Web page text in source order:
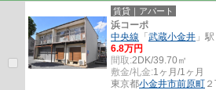
賃貸｜アパート
浜コーポ
中央線 「 武蔵小金井 」
6.8万円
間取:2DK/39.70㎡
敷金/礼金:1ヶ月/1ヶ月
東京都小金井市前原町